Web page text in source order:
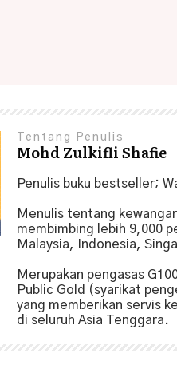
Tentang Penulis
Mohd Zulkifli Shafie
Penulis buku bestseller;
Menulis tentang
membimbing lebih 9,000
Malaysia, Indonesia,
Merupakan pengasas
Public Gold (syarikat
yang memberikan servis
di seluruh Asia Tenggara.